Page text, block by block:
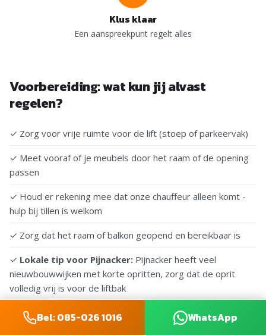
Klus klaar
Een aanspreekpunt regelt alles
Voorbereiding: wat kun jij alvast
regelen?
✓ Zorg voor vrije ruimte voor de lift (stoep of parkeervak)
✓ Meet vooraf of je meubels door het raam of de opening
passen
✓ Houd er rekening mee dat onze chauffeur alleen komt -
hulp bij tillen is welkom
✓ Zorg dat het raam of balkon geopend en bereikbaar is
✓ Lokale tip voor Pijnacker: Pijnacker heeft veel
nieuwbouwwijken met korte opritten, zorg dat de oprit
volledig vrij is voor de liftbak
Bel: 085-026 1016 WhatsApp